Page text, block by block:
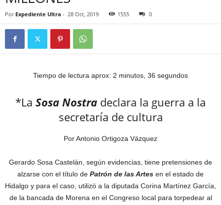
Por Expediente Ultra - 28 Oct, 2019 1555 0
Tiempo de lectura aprox: 2 minutos, 36 segundos
*La Sosa Nostra declara la guerra a la
secretaría de cultura
Por Antonio Ortigoza Vázquez
Gerardo Sosa Castelán, según evidencias, tiene pretensiones de
alzarse con el título de Patrón de las Artes en el estado de
Hidalgo y para el caso, utilizó a la diputada Corina Martínez García,
de la bancada de Morena en el Congreso local para torpedear al